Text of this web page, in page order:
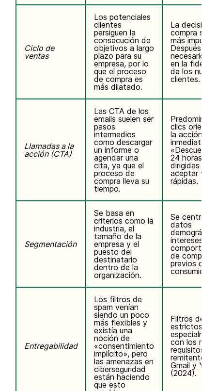
Ciclo de
ventas
Los potenciales
clientes
persiguen la
consecución de
objetivos a largo
plazo para su
empresa, por lo
que el proceso
de compra es
más dilatado.
La decisión
compra
más
Después, es
necesario
en la
de los
clientes.
Llamadas a la
acción (CTA)
Las CTA de los
emails suelen ser
pasos
intermedios
como descargar
un informe o
agendar una
cita, ya que el
proceso de
compra lleva su
tiempo.
Predominio
clics
la acción
inmediata,
«Descuento
24 horas»,
dirigidas a
aceptar
rápidas.
Segmentación
Se basa en
criterios como la
industria, el
tamaño de la
empresa y el
puesto del
destinatario
dentro de la
organización.
Se centra en
datos
intereses y
de compra
previos de
Entregabilidad
Los filtros de
spam venían
siendo un poco
más flexibles y
existía una
noción de
«consentimiento
implícito», pero
las amenazas en
ciberseguridad
están haciendo
que esto
Filtros de
estrictos,
con los
requisitos de
remitente de
Gmail y
(2024).